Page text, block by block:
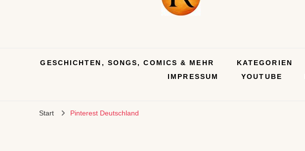
GESCHICHTEN, SONGS, COMICS & MEHR KATEGORIEN
IMPRESSUM
YOUTUBE
Start Pinterest Deutschland